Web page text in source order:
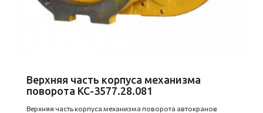
Верхняя часть корпуса механизма
поворота КС-3577.28.081
Верхняя часть корпуса механизма поворота автокранов